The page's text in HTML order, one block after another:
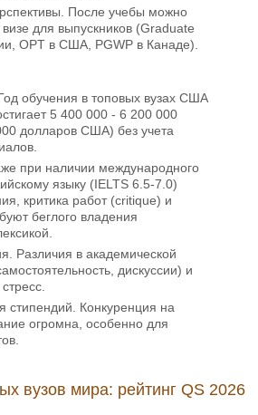
После учебы можно
для выпускников (Graduate
OPT в США, PGWP в Канаде).
обучения в топовых вузах США
5 400 000 - 6 200 000
долларов США) без учета
при наличии международного
языку (IELTS 6.5-7.0)
критика работ (critique) и
беглого владения
Различия в академической
дискуссии) и
стипендий. Конкуренция на
огромна, особенно для
вузов мира: рейтинг QS 2026